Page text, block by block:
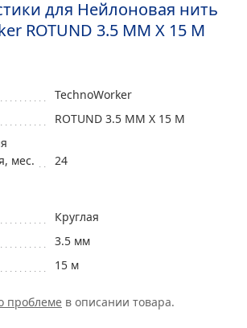
для Нейлоновая нить
ROTUND 3.5 MM X 15 M
TechnoWorker
ROTUND 3.5 MM X 15 M
мес.
24
Круглая
3.5 мм
15 м
проблеме в описании товара.